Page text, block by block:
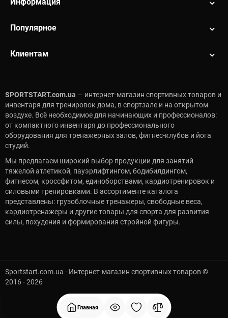
Главная
Популярное
Клиентам
SPORTSTART.com.ua — интернет-магазин спортивных товаров и
инвентаря для тренировок дома, в спортзале и на открытом
воздухе. Всё необходимое для начинающих и профессионалов:
от компактного инвентаря до профессионального
оборудования для тренажерных залов, фитнес-клубов и йога
студий.
Мы предлагаем широкий выбор продукции для занятий
тяжелой атлетикой, пауэрлифтингом, бодибилдингом,
фитнесом, кроссфитом, единоборствами, кардиотренировок и
силовыми тренировками. В ассортименте каталога
представлены: грузоблочные тренажеры, свободные веса,
кардиотренажеры и другие товары для спорта для развития
силы, похудения и формирования стройной фигуры.
Sportstart.com.ua - Интернет-магазин спортивных товаров ©
2016 - 2026